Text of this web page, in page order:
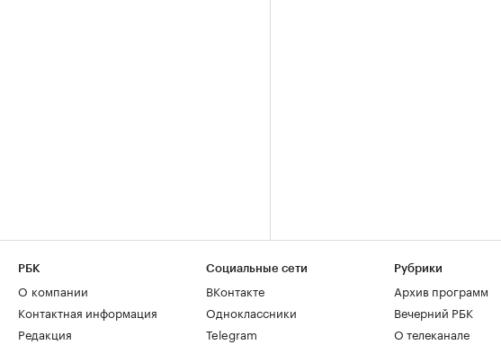
РБК
О компании
Контактная информация
Редакция
Социальные сети
ВКонтакте
Одноклассники
Telegram
Рубрики
Архив программ
Вечерний РБК
О телеканале